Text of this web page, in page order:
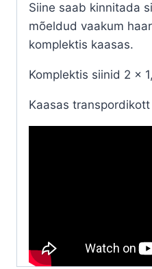
Siine saab kinnitada
mõeldud vaakum
komplektis kaasas.
Komplektis siinid 2 x
Kaasas